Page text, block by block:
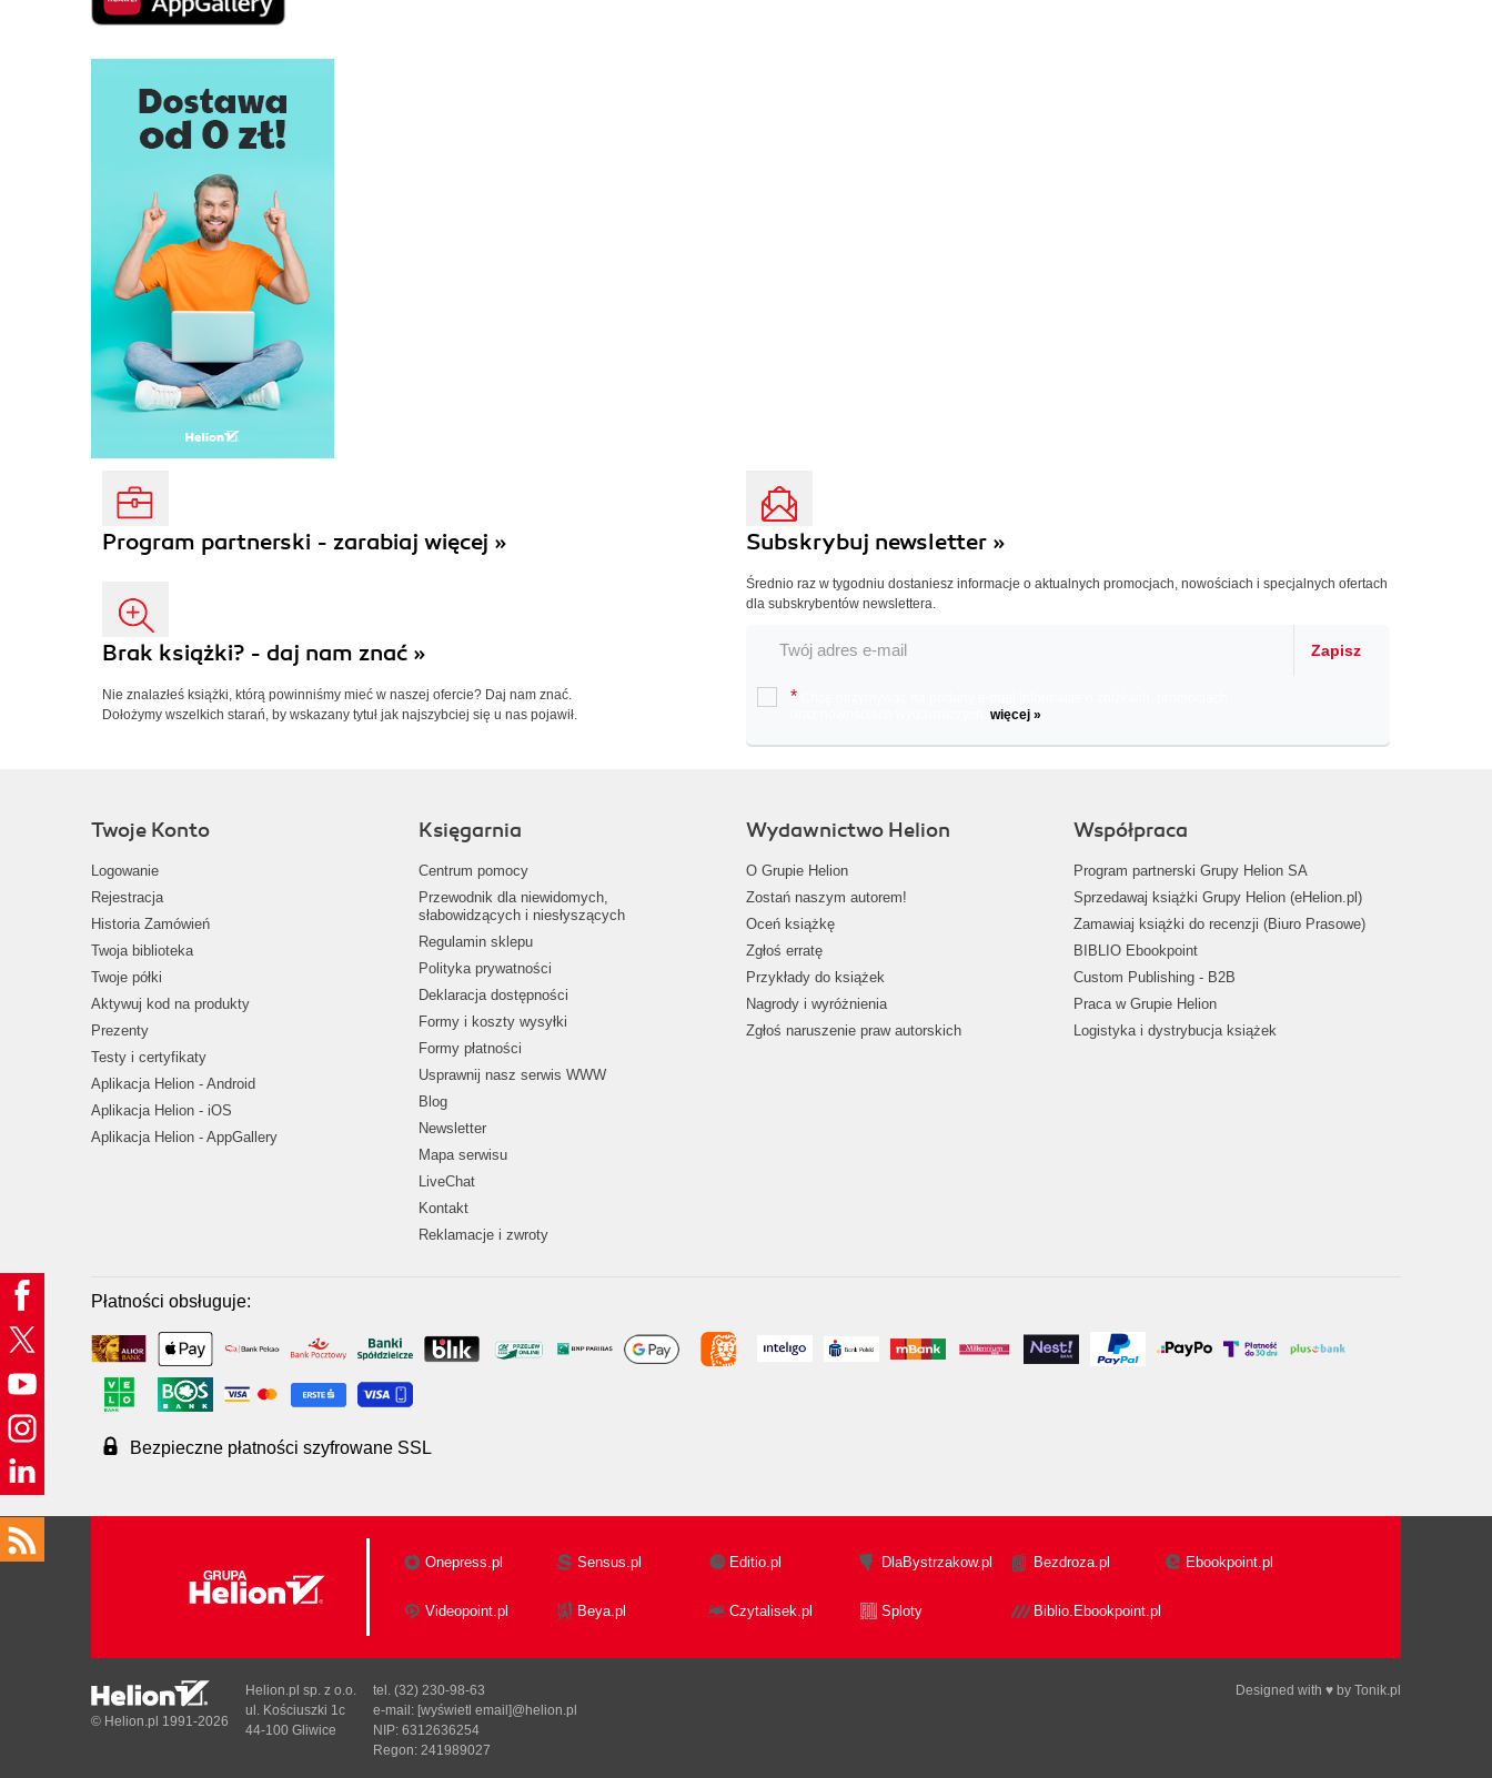
Program partnerski - zarabiaj więcej »
Brak książki? - daj nam znać »
Nie znalazłeś książki, którą powinniśmy mieć w naszej ofercie? Daj nam znać.
Dołożymy wszelkich starań, by wskazany tytuł jak najszybciej się u nas pojawił.
Subskrybuj newsletter »
Średnio raz w tygodniu dostaniesz informacje o aktualnych promocjach, nowościach i specjalnych ofertach
dla subskrybentów newslettera.
Zapisz
*
więcej »
Twoje Konto
Logowanie
Rejestracja
Historia Zamówień
Twoja biblioteka
Twoje półki
Aktywuj kod na produkty
Prezenty
Testy i certyfikaty
Aplikacja Helion - Android
Aplikacja Helion - iOS
Aplikacja Helion - AppGallery
Księgarnia
Centrum pomocy
Przewodnik dla niewidomych,
słabowidzących i niesłyszących
Regulamin sklepu
Polityka prywatności
Deklaracja dostępności
Formy i koszty wysyłki
Formy płatności
Usprawnij nasz serwis WWW
Blog
Newsletter
Mapa serwisu
LiveChat
Kontakt
Reklamacje i zwroty
Wydawnictwo Helion
O Grupie Helion
Zostań naszym autorem!
Oceń książkę
Zgłoś erratę
Przykłady do książek
Nagrody i wyróżnienia
Zgłoś naruszenie praw autorskich
Współpraca
Program partnerski Grupy Helion SA
Sprzedawaj książki Grupy Helion (eHelion.pl)
Zamawiaj książki do recenzji (Biuro Prasowe)
BIBLIO Ebookpoint
Custom Publishing - B2B
Praca w Grupie Helion
Logistyka i dystrybucja książek
Płatności obsługuje:
Bezpieczne płatności szyfrowane SSL
Onepress.pl Sensus.pl Editio.pl DlaBystrzakow.pl Bezdroza.pl Ebookpoint.pl
Videopoint.pl Beya.pl Czytalisek.pl Sploty Biblio.Ebookpoint.pl
Designed with ♥ by Tonik.pl
© Helion.pl 1991-2026
Helion.pl sp. z o.o.
ul. Kościuszki 1c
44-100 Gliwice
tel. (32) 230-98-63
e-mail: [wyświetl email]@helion.pl
NIP: 6312636254
Regon: 241989027